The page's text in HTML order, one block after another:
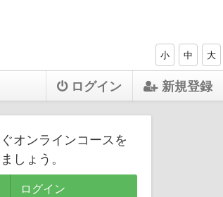
小 中 大
ログイン 新規登録
オンラインコースを
しょう。
ログイン